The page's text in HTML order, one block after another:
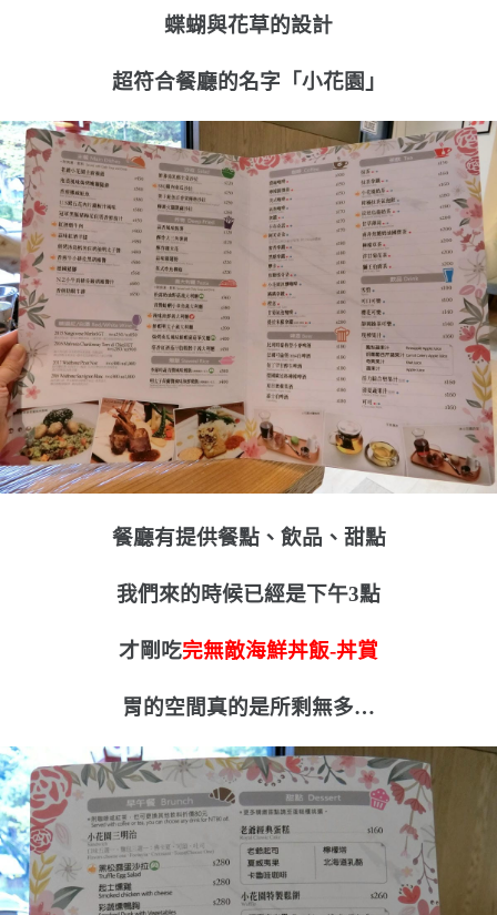
蝶蝴與花草的設計
超符合餐廳的名字「小花園」
餐廳有提供餐點、飲品、甜點
我們來的時候已經是下午3點
才剛吃完無敵海鮮丼飯-丼賞
胃的空間真的是所剩無多…